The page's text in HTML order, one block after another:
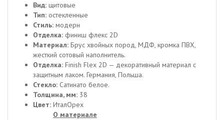
Вид: щитовые
Тип: остекленные
Стиль: модерн
Отделка: финиш флекс 2D
Материал: Брус хвойных пород, МДФ, кромка ПВХ,
жесткий сотовый наполнитель.
Отделка: Finish Flex 2D — декоративный материал с
защитным лаком. Германия, Польша.
Стекло: Сатинато белое.
Толщина, мм: 38
Цвет: ИталОрех
О материале